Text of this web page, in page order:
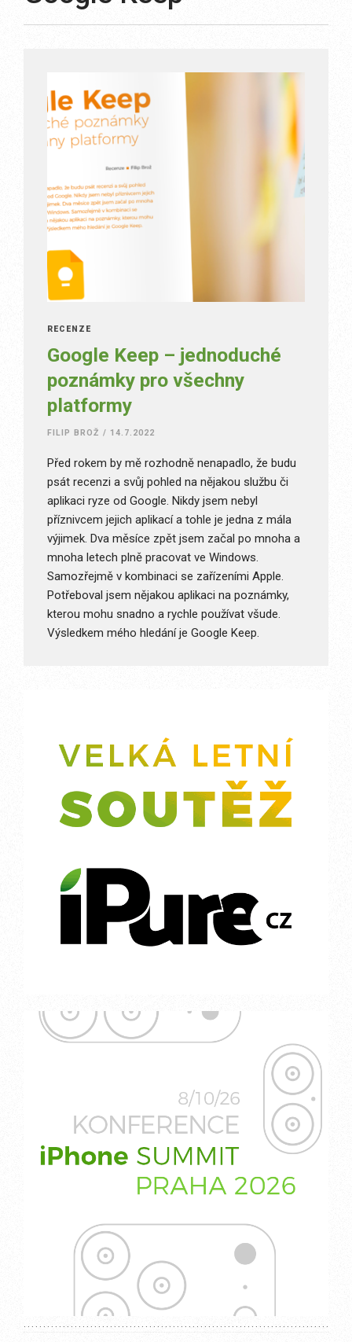
RECENZE
Google Keep – jednoduché
poznámky pro všechny
platformy
FILIP BROŽ / 14.7.2022
Před rokem by mě rozhodně nenapadlo, že budu
psát recenzi a svůj pohled na nějakou službu či
aplikaci ryze od Google. Nikdy jsem nebyl
příznivcem jejich aplikací a tohle je jedna z mála
výjimek. Dva měsíce zpět jsem začal po mnoha a
mnoha letech plně pracovat ve Windows.
Samozřejmě v kombinaci se zařízeními Apple.
Potřeboval jsem nějakou aplikaci na poznámky,
kterou mohu snadno a rychle používat všude.
Výsledkem mého hledání je Google Keep.